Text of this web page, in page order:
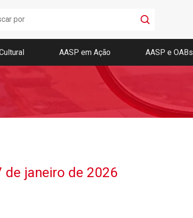
Boletim AASP
Coleção de Códigos de Bolso
Revista da AASP
AASP em Ação AASP e OABs
de janeiro de 2026